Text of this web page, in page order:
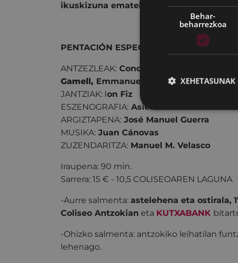
ikuskizuna emateko heriotzaren unean
PENTACIÓN ESPECTÁCULOS
ANTZEZLEAK: Concha Velasco, Jordi
Gamell, Emmanuel Medina
JANTZIAK: Ion Fiz
ESZENOGRAFIA: Asier Sancho
ARGIZTAPENA: José Manuel Guerra
MUSIKA: Juan Cánovas
ZUZENDARITZA: Manuel M. Velasco
Iraupena: 90 min.
Sarrera: 15 € - 10,5 COLISEOAREN LAGUNA
-Aurre salmenta: astelehena eta ostirala,
Coliseo Antzokian eta KUTXABANK
-Ohizko salmenta: antzokiko leihatilan
lehenago.
Behar-
beharrezkoa
XEHETASUNAK